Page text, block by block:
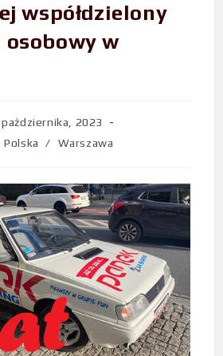
współdzielony
osobowy w
2023
Polska / Warszawa